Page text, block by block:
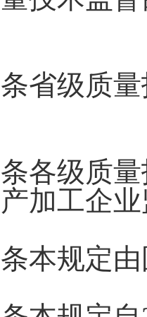
级质量
级质量
加工企
规定由